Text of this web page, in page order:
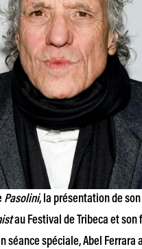
Pasolini, la présentation de son
au Festival de Tribeca et
séance spéciale, Abel Ferrara